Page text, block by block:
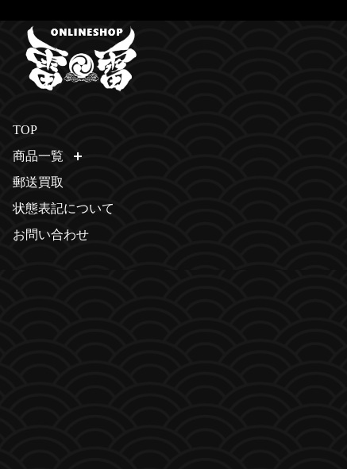
TOP
商品一覧
郵送買取
状態表記について
お問い合わせ